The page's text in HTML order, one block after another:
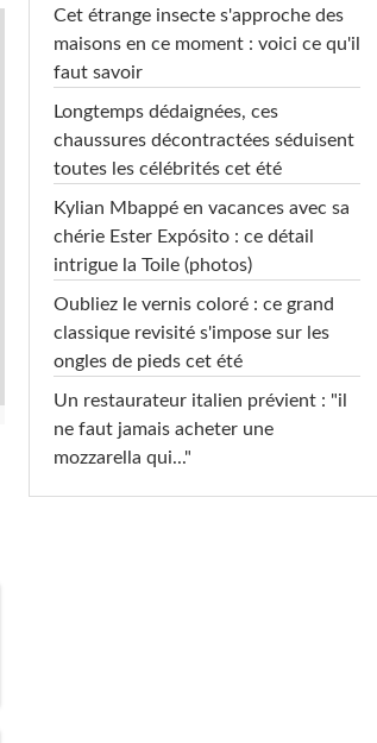
Cet étrange insecte s'approche des
maisons en ce moment : voici ce qu'il
faut savoir
Longtemps dédaignées, ces
chaussures décontractées séduisent
toutes les célébrités cet été
Kylian Mbappé en vacances avec sa
chérie Ester Expósito : ce détail
intrigue la Toile (photos)
Oubliez le vernis coloré : ce grand
classique revisité s'impose sur les
ongles de pieds cet été
Un restaurateur italien prévient : "il
ne faut jamais acheter une
mozzarella qui..."